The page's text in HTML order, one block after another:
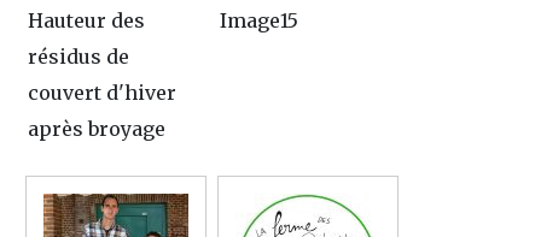
Hauteur des
résidus de
couvert d'hiver
après broyage
Image15